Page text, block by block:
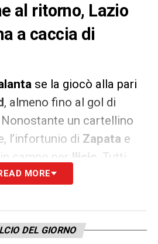
al ritorno, Lazio
a caccia di
se la giocò alla pari
, almeno fino al gol di
un cartellino
l’infortunio di Zapata e
campo per Ilicic
. Tutti
il salto di qualità
sconfitta che però
quarti. Servirà un’impresa
MORE
DEL GIORNO